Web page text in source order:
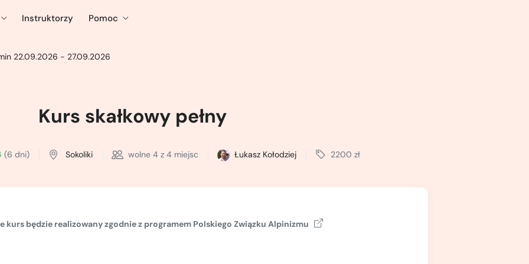
Instruktorzy Pomoc
22.09.2026 - 27.09.2026
Kurs skałkowy pełny
(6 dni) Sokoliki wolne 4 z 4 miejsc Łukasz Kołodziej 2200 zł
kurs będzie realizowany zgodnie z programem Polskiego Związku Alpinizmu